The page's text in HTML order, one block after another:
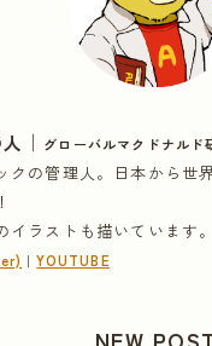
｜ グローバルマクドナルド
クの管理人。日本から世
イラストも描いています。
｜YOUTUBE